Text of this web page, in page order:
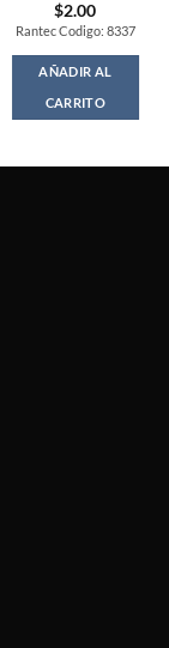
$2.00
Rantec Codigo: 8337
AÑADIR AL
CARRITO